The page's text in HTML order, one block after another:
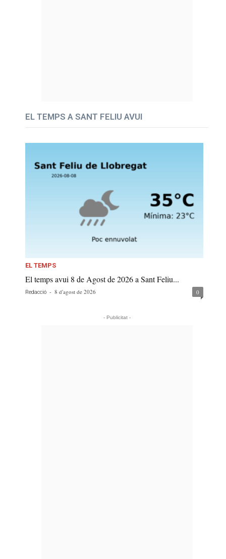
EL TEMPS A SANT FELIU AVUI
EL TEMPS
El temps avui 8 de Agost de 2026 a Sant Feliu...
Redacció - 8 d'agost de 2026 0
- Publicitat -